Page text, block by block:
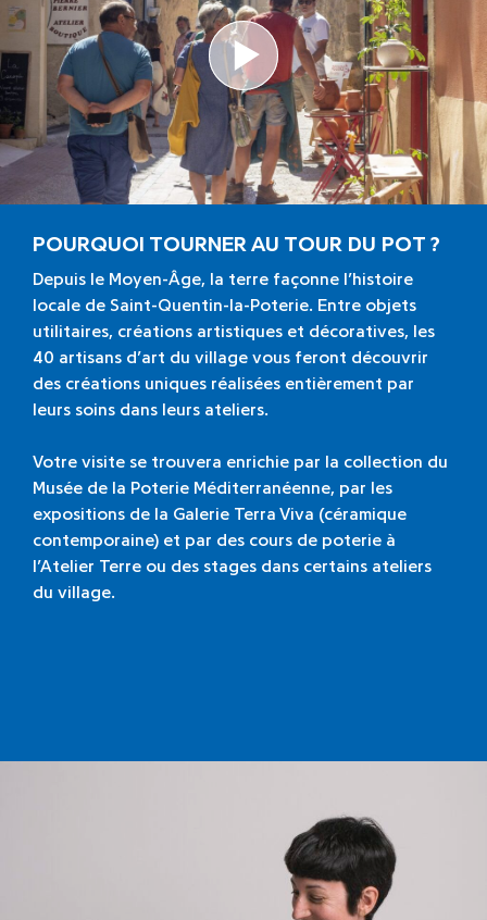
Lire la vidéo
POURQUOI TOURNER AU TOUR DU POT ?
Depuis le Moyen-Âge, la terre façonne l’histoire
locale de Saint-Quentin-la-Poterie. Entre objets
utilitaires, créations artistiques et décoratives, les
40 artisans d’art du village vous feront découvrir
des créations uniques réalisées entièrement par
leurs soins dans leurs ateliers.
Votre visite se trouvera enrichie par la collection du
Musée de la Poterie Méditerranéenne, par les
expositions de la Galerie Terra Viva (céramique
contemporaine) et par des cours de poterie à
l’Atelier Terre ou des stages dans certains ateliers
du village.